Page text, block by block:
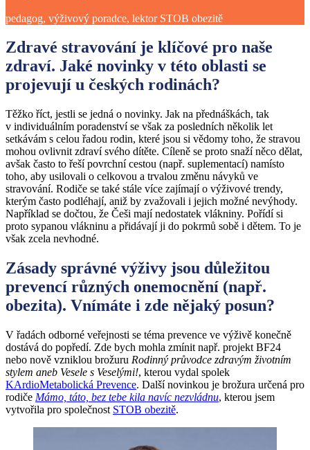
pedagog, výživový poradce, lektor STOB obezitě
Zdravé stravování je klíčové pro naše
zdraví. Jaké novinky v této oblasti se
projevují u českých rodinách?
Těžko říct, jestli se jedná o novinky. Jak na přednáškách, tak
v individuálním poradenství se však za posledních několik let
setkávám s celou řadou rodin, které jsou si vědomy toho, že stravou
mohou ovlivnit zdraví svého dítěte. Cíleně se proto snaží něco dělat,
avšak často to řeší povrchní cestou (např. suplementací) namísto
toho, aby usilovali o celkovou a trvalou změnu návyků ve
stravování. Rodiče se také stále více zajímají o výživové trendy,
kterým často podléhají, aniž by zvažovali i jejich možné nevýhody.
Například se dočtou, že Češi mají nedostatek vlákniny. Pořídí si
proto sypanou vlákninu a přidávají ji do pokrmů sobě i dětem. To je
však zcela nevhodné.
Zásady správné výživy jsou důležitou
prevencí různých onemocnění (např.
obezita). Vnímáte i zde nějaký posun?
V řadách odborné veřejnosti se téma prevence ve výživě konečně
dostává do popředí. Zde bych mohla zmínit např. projekt BF24
nebo nově vzniklou brožuru Rodinný průvodce zdravým životním
stylem aneb Vesele s Veselými!, kterou vydal spolek
KArdioMetabolická Prevence. Další novinkou je brožura určená pro
rodiče Mámo, táto, bez tebe kila navíc nezvládnu, kterou jsem
vytvořila pro společnost STOB obezitě.